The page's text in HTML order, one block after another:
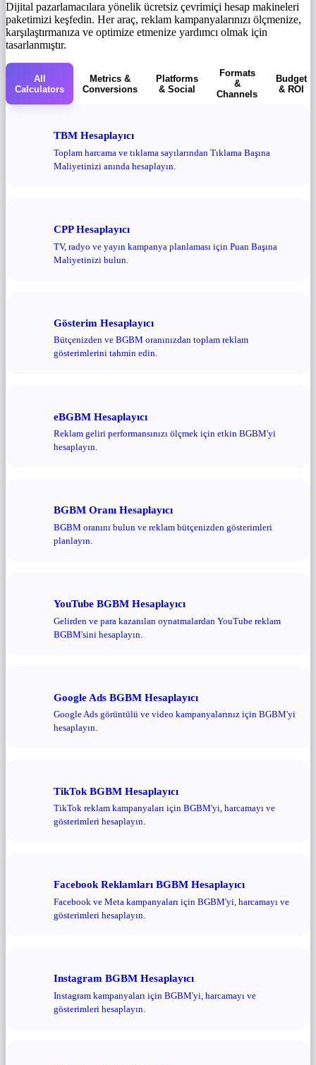
Dijital pazarlamacılara yönelik ücretsiz çevrimiçi hesap makineleri
paketimizi keşfedin. Her araç, reklam kampanyalarınızı ölçmenize,
karşılaştırmanıza ve optimize etmenize yardımcı olmak için
tasarlanmıştır.
All
Calculators
Metrics &
Conversions
Platforms
& Social
Formats
&
Channels
Budget
& ROI
TBM Hesaplayıcı
Toplam harcama ve tıklama sayılarından Tıklama Başına
Maliyetinizi anında hesaplayın.
CPP Hesaplayıcı
TV, radyo ve yayın kampanya planlaması için Puan Başına
Maliyetinizi bulun.
Gösterim Hesaplayıcı
Bütçenizden ve BGBM oranınızdan toplam reklam
gösterimlerini tahmin edin.
eBGBM Hesaplayıcı
Reklam geliri performansınızı ölçmek için etkin BGBM'yi
hesaplayın.
BGBM Oranı Hesaplayıcı
BGBM oranını bulun ve reklam bütçenizden gösterimleri
planlayın.
YouTube BGBM Hesaplayıcı
Gelirden ve para kazanılan oynatmalardan YouTube reklam
BGBM'sini hesaplayın.
Google Ads BGBM Hesaplayıcı
Google Ads görüntülü ve video kampanyalarınız için BGBM'yi
hesaplayın.
TikTok BGBM Hesaplayıcı
TikTok reklam kampanyaları için BGBM'yi, harcamayı ve
gösterimleri hesaplayın.
Facebook Reklamları BGBM Hesaplayıcı
Facebook ve Meta kampanyaları için BGBM'yi, harcamayı ve
gösterimleri hesaplayın.
Instagram BGBM Hesaplayıcı
Instagram kampanyaları için BGBM'yi, harcamayı ve
gösterimleri hesaplayın.